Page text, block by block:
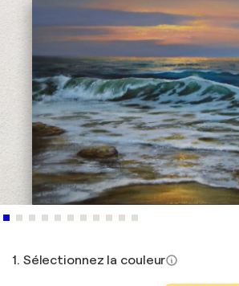
1. Sélectionnez la couleur